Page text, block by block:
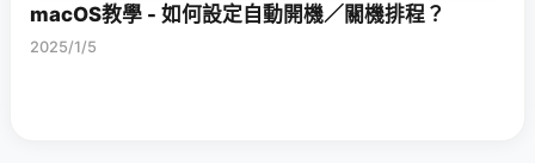
macOS教學 - 如何設定自動開機／關機排程？
2025/1/5